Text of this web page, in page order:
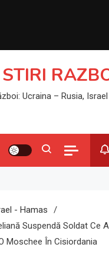
STIRI
Ucraina – Rusia,
- Hamas
Suspendă Soldat Ce
Moschee În Cisiordania